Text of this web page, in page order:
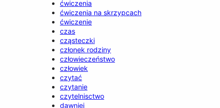
ćwiczenia
ćwiczenia na skrzypcach
ćwiczenie
czas
cząsteczki
członek rodziny
człowieczeństwo
człowiek
czytać
czytanie
czytelnisctwo
dawniej